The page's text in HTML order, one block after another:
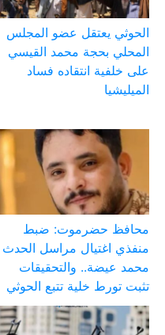
الحوثي يعتقل عضو المجلس
المحلي بحجة محمد القيسي
على خلفية انتقاده فساد
الميليشيا
محافظ حضرموت: ضبط
منفذي اغتيال مراسل الحدث
محمد عيضة.. والتحقيقات
تثبت تورط خلية تتبع الحوثي